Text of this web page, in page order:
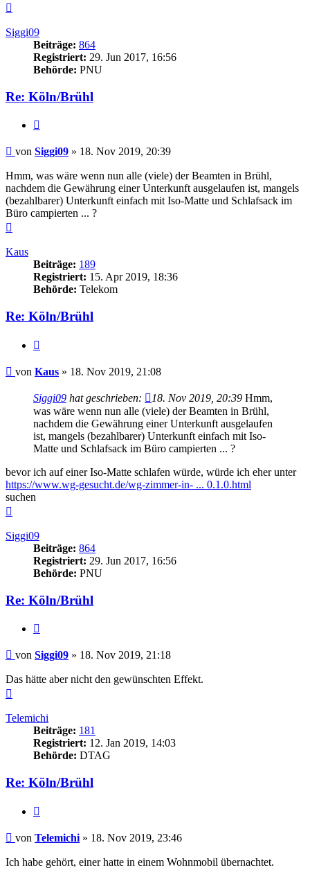
Siggi09
Beiträge: 864
Registriert: 29. Jun 2017, 16:56
Behörde: PNU
Re: Köln/Brühl
Beitrag
von Siggi09 » 18. Nov 2019, 20:39
Hmm, was wäre wenn nun alle (viele) der Beamten in Brühl,
nachdem die Gewährung einer Unterkunft ausgelaufen ist, mangels
(bezahlbarer) Unterkunft einfach mit Iso-Matte und Schlafsack im
Büro campierten ... ?
Kaus
Beiträge: 189
Registriert: 15. Apr 2019, 18:36
Behörde: Telekom
Re: Köln/Brühl
Beitrag
von Kaus » 18. Nov 2019, 21:08
Siggi09 hat geschrieben: 18. Nov 2019, 20:39 Hmm,
was wäre wenn nun alle (viele) der Beamten in Brühl,
nachdem die Gewährung einer Unterkunft ausgelaufen
ist, mangels (bezahlbarer) Unterkunft einfach mit Iso-
Matte und Schlafsack im Büro campierten ... ?
bevor ich auf einer Iso-Matte schlafen würde, würde ich eher unter
https://www.wg-gesucht.de/wg-zimmer-in- ... 0.1.0.html
suchen
Siggi09
Beiträge: 864
Registriert: 29. Jun 2017, 16:56
Behörde: PNU
Re: Köln/Brühl
Beitrag
von Siggi09 » 18. Nov 2019, 21:18
Das hätte aber nicht den gewünschten Effekt.
Telemichi
Beiträge: 181
Registriert: 12. Jan 2019, 14:03
Behörde: DTAG
Re: Köln/Brühl
Beitrag
von Telemichi » 18. Nov 2019, 23:46
Ich habe gehört, einer hatte in einem Wohnmobil übernachtet.